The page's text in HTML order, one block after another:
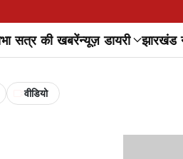
सत्र की खबरेंन्यूज़ डायरी झारखंड
वीडियो